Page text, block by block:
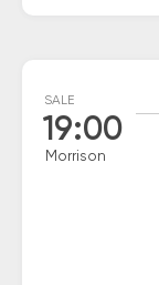
SALE
19:00
Morrison